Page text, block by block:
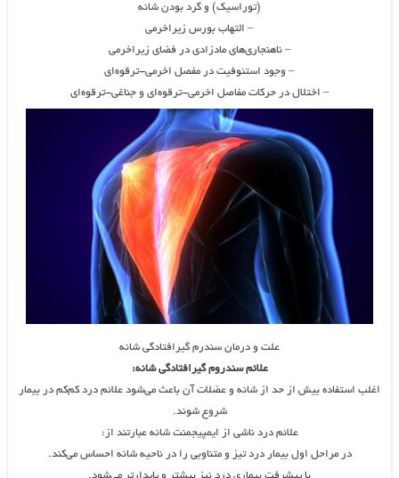
(توراسیک) و گرد بودن شانه
– التهاب بورس زیراخرمی
– ناهنجاری‌های مادزادی در فضای زیراخرمی
– وجود استئوفیت در مفصل اخرمی-ترقوه‌ای
– اختلال در حرکات مفاصل اخرمی-ترقوه‌ای و جناغی-ترقوه‌ای
علت و درمان سندرم گیرافتادگی شانه
علائم سندروم گیرافتادگی شانه:
اغلب استفاده بیش‌ از حد از شانه و عضلات آن باعث می‌شود علائم درد کم‌کم در بیمار
شروع شوند.
علائم درد ناشی از ایمپیجمنت شانه عبارتند از:
در مراحل اول بیمار درد تیز و متناوبی را در ناحیه شانه احساس می‌کند.
با پیشرفت بیماری درد نیز بیشتر و پایدارتر می‌شود.